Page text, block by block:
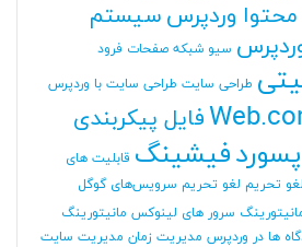
وردپرس سیستم
سیو شبکه صفحات فرود
طراحی سایت طراحی سایت با وردپرس
فایل پیکربندی
فیشینگ قابلیت های
لغو تحریم لغو تحریم سرویس‌های گوگل
سرور های لینوکس مانیتورینگ
ها در وردپرس مدیریت زمان مدیریت سایت